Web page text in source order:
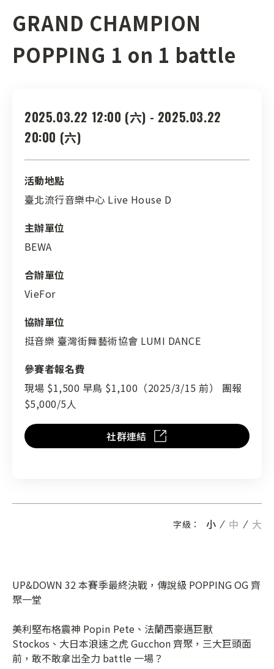
GRAND CHAMPION
POPPING 1 on 1 battle
2025.03.22 12:00 (六) - 2025.03.22
20:00 (六)
活動地點
臺北流行音樂中心 Live House D
主辦單位
BEWA
合辦單位
VieFor
協辦單位
挺音樂 臺灣街舞藝術協會 LUMI DANCE
參賽者報名費
現場 $1,500 早鳥 $1,100（2025/3/15 前） 團報
$5,000/5人
社群連結
字級： 小 中 大
UP&DOWN 32 本賽季最終決戰，傳說級 POPPING OG 齊
聚一堂
美利堅布格震神 Popin Pete、法蘭西豪邁巨獸
Stockos、大日本浪速之虎 Gucchon 齊聚，三大巨頭面
前，敢不敢拿出全力 battle 一場？